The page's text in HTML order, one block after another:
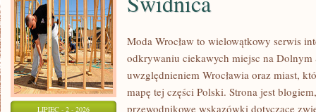
LIPIEC - 2 - 2026
Moda Wrocław to wielowątkowy serwis
odkrywaniu ciekawych miejsc na Dolnym
uwzględnieniem Wrocławia oraz miast,
mapę tej części Polski. Strona jest
przewodnikowe wskazówki dotyczące